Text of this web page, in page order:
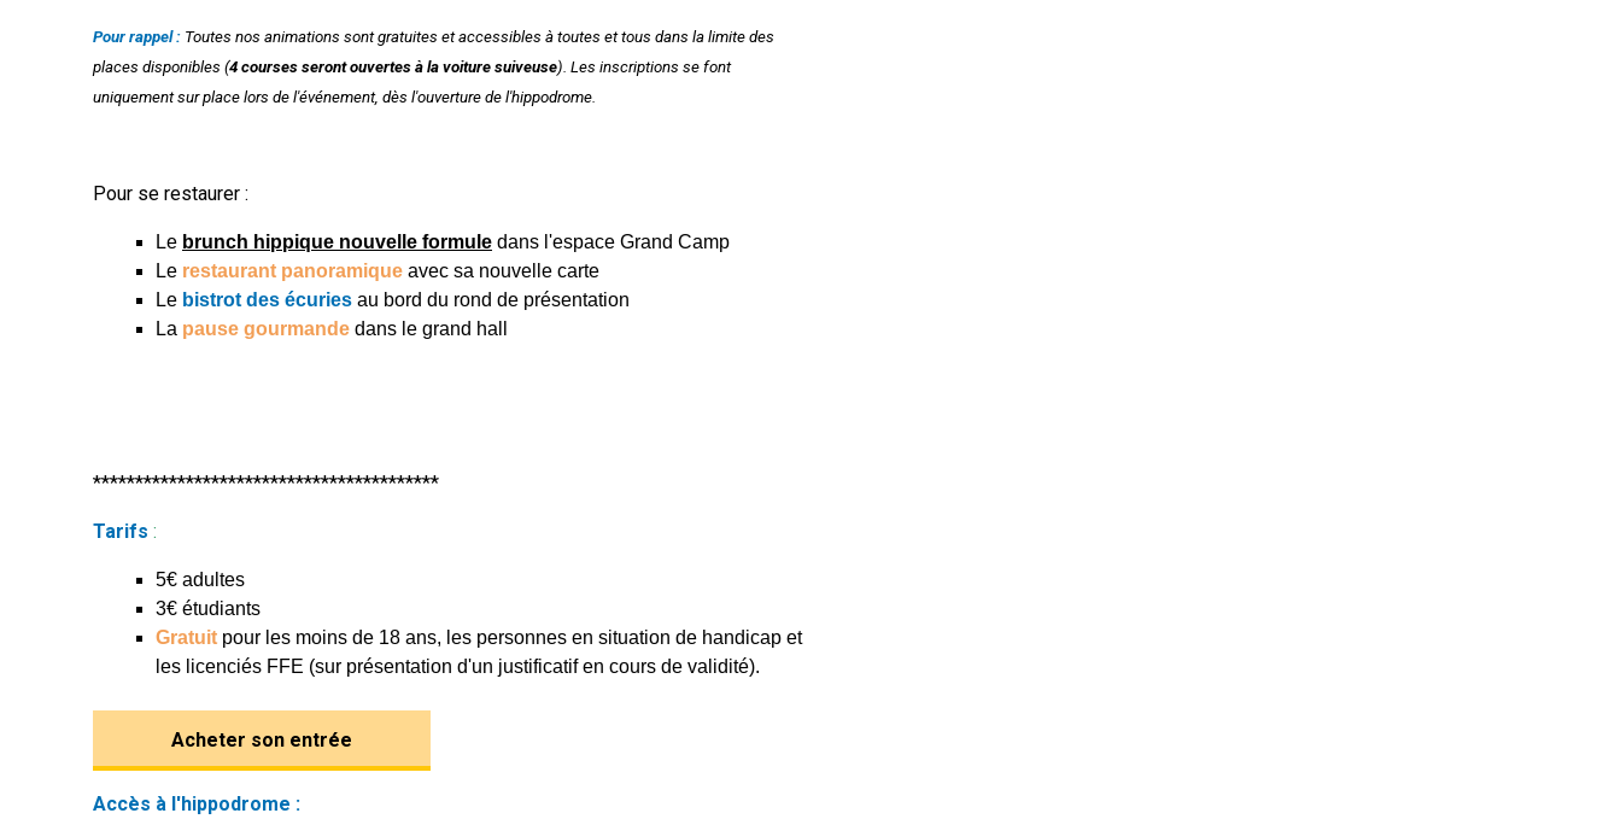
Pour rappel: Toutes nos animations sont gratuites et accessibles à toutes et tous dans la limite des
places disponibles (4 courses seront ouvertes à la voiture suiveuse). Les inscriptions se font
uniquement sur place lors de l'événement, dès l'ouverture de l'hippodrome.
Pour se restaurer :
Le brunch hippique nouvelle formule dans l'espace Grand Camp
Le restaurant panoramique avec sa nouvelle carte
Le bistrot des écuries au bord du rond de présentation
La pause gourmande dans le grand hall
*****************************************
Tarifs :
5€ adultes
3€ étudiants
Gratuit pour les moins de 18 ans, les personnes en situation de handicap et
les licenciés FFE (sur présentation d'un justificatif en cours de validité).
Acheter son entrée
Accès à l'hippodrome :